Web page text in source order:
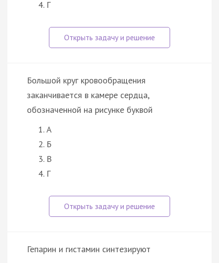
Г
Большой круг кровообращения
заканчивается в камере сердца,
обозначенной на рисунке буквой
А
Б
В
Г
Гепарин и гистамин синтезируют